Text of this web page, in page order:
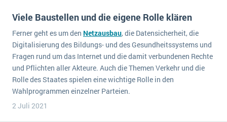
Viele Baustellen und die eigene Rolle klären
Ferner geht es um den Netzausbau, die Datensicherheit, die
Digitalisierung des Bildungs- und des Gesundheitssystems und
Fragen rund um das Internet und die damit verbundenen Rechte
und Pflichten aller Akteure. Auch die Themen Verkehr und die
Rolle des Staates spielen eine wichtige Rolle in den
Wahlprogrammen einzelner Parteien.
2 Juli 2021